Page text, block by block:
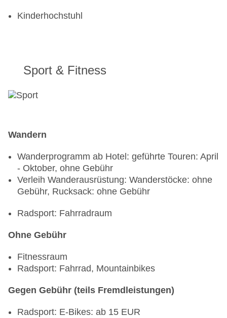
Kinderhochstuhl
Sport & Fitness
Wandern
Wanderprogramm ab Hotel: geführte Touren: April
- Oktober, ohne Gebühr
Verleih Wanderausrüstung: Wanderstöcke: ohne
Gebühr, Rucksack: ohne Gebühr
Radsport: Fahrradraum
Ohne Gebühr
Fitnessraum
Radsport: Fahrrad, Mountainbikes
Gegen Gebühr (teils Fremdleistungen)
Radsport: E-Bikes: ab 15 EUR